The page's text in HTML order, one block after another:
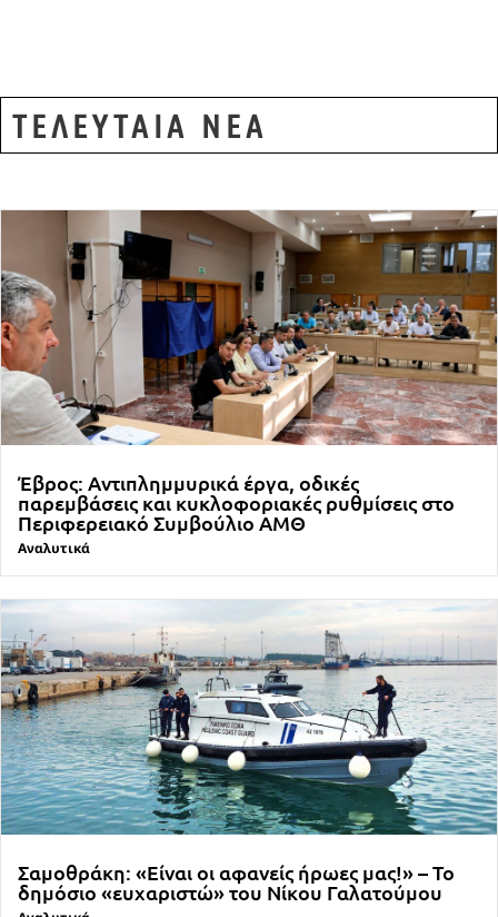
ΤΕΛΕΥΤΑΙΑ ΝΕΑ
Έβρος: Αντιπλημμυρικά έργα, οδικές
παρεμβάσεις και κυκλοφοριακές ρυθμίσεις στο
Περιφερειακό Συμβούλιο ΑΜΘ
Αναλυτικά
Σαμοθράκη: «Είναι οι αφανείς ήρωες μας!» – Το
δημόσιο «ευχαριστώ» του Νίκου Γαλατούμου